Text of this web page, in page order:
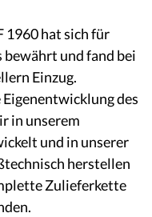
1960 hat sich für
und fand bei
Einzug.
des
in unserem
und in unserer
herstellen
Zulieferkette